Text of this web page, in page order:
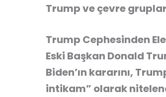
Trump ve çevre
Trump Cephesinden
Eski Başkan Donald
Biden’ın kararını,
intikam” olarak